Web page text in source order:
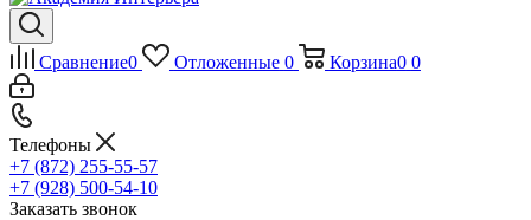
Сравнение0 Отложенные 0 Корзина0 0
Телефоны
+7 (872) 255-55-57
+7 (928) 500-54-10
Заказать звонок